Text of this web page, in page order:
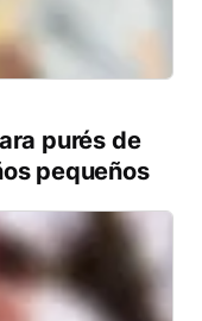
purés de
pequeños